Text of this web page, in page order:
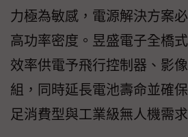
力極為敏感，電源解決方案
高功率密度。昱盛電子全橋
效率供電予飛行控制器、影
組，同時延長電池壽命並確
足消費型與工業級無人機需求